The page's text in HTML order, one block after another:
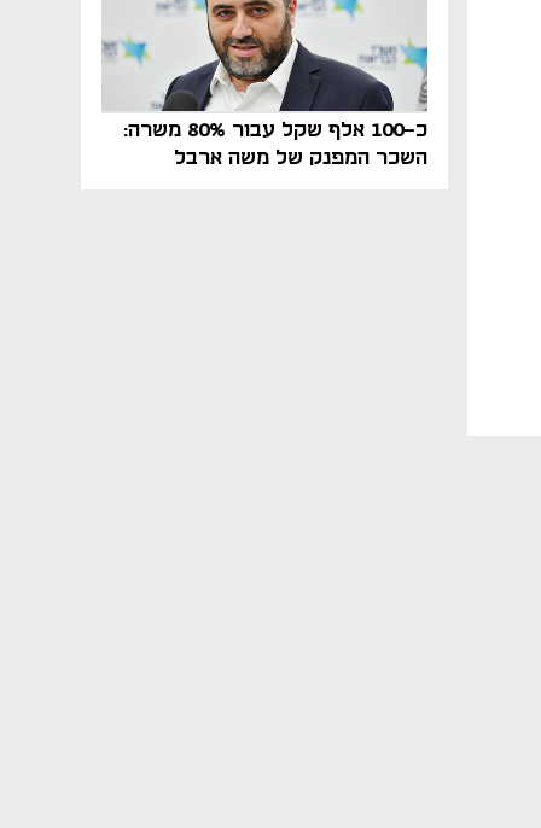
כ-100 אלף שקל עבור 80% משרה:
השכר המפנק של משה ארבל